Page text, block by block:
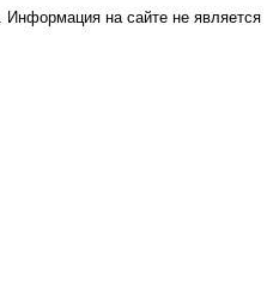
Информация на сайте не является